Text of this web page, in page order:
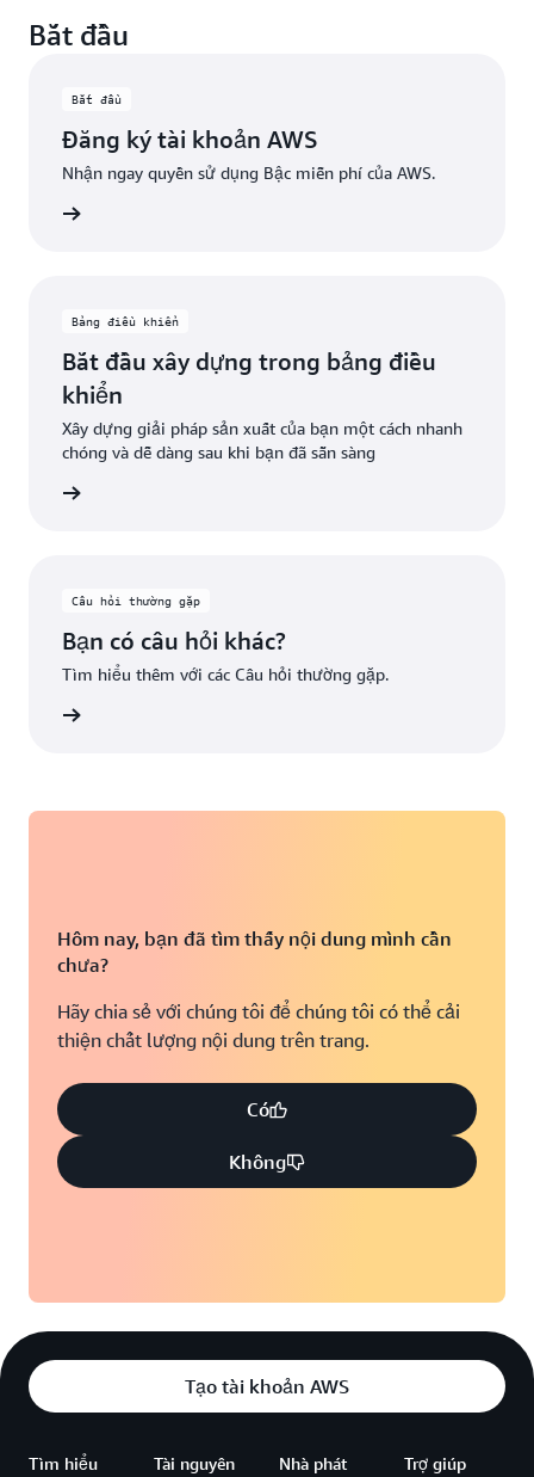
dùng thử.
hàng tháng được chỉ định. Khi khách hàng vượt quá
năng không nằm trong cấp miễn phí, tín dụng sẽ tự
Bắt đầu
Bắt đầu
Đăng ký tài khoản AWS
Nhận ngay quyền sử dụng Bậc miễn phí của AWS.
Bảng điều khiển
Bắt đầu xây dựng trong bảng điều
khiển
Xây dựng giải pháp sản xuất của bạn một cách nhanh
chóng và dễ dàng sau khi bạn đã sẵn sàng
Câu hỏi thường gặp
Bạn có câu hỏi khác?
Tìm hiểu thêm với các Câu hỏi thường gặp.
Hôm nay, bạn đã tìm thấy nội dung mình cần
chưa?
Hãy chia sẻ với chúng tôi để chúng tôi có thể cải
thiện chất lượng nội dung trên trang.
Có
Không
Tạo tài khoản AWS
Tìm hiểu Tài nguyên
Nhà phát
Trợ giúp